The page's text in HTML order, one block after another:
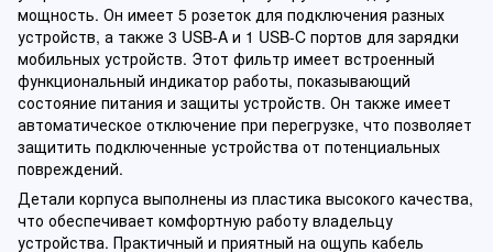
мощность. Он имеет 5 розеток для подключения разных
устройств, а также 3 USB-A и 1 USB-C портов для зарядки
мобильных устройств. Этот фильтр имеет встроенный
функциональный индикатор работы, показывающий
состояние питания и защиты устройств. Он также имеет
автоматическое отключение при перегрузке, что позволяет
защитить подключенные устройства от потенциальных
повреждений.
Детали корпуса выполнены из пластика высокого качества,
что обеспечивает комфортную работу владельцу
устройства. Практичный и приятный на ощупь кабель